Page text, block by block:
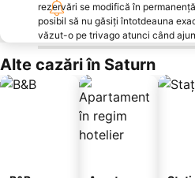
rezervări se modifică în
posibil să nu găsiți întotdeauna
văzut-o pe trivago atunci când
Alte cazări în Saturn